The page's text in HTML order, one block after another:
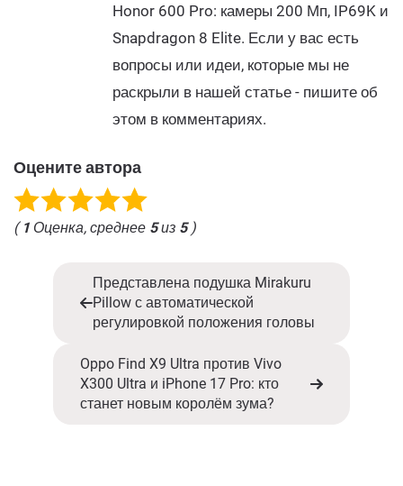
Honor 600 Pro: камеры 200 Мп, IP69K и
Snapdragon 8 Elite. Если у вас есть
вопросы или идеи, которые мы не
раскрыли в нашей статье - пишите об
этом в комментариях.
Оцените автора
( 1 Оценка, среднее 5из 5)
Представлена подушка Mirakuru
Pillow с автоматической
регулировкой положения головы
Oppo Find X9 Ultra против Vivo
X300 Ultra и iPhone 17 Pro: кто
станет новым королём зума?